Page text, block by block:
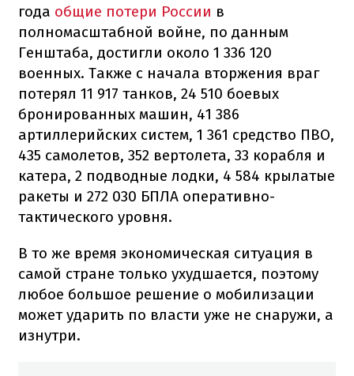
года общие потери России в
полномасштабной войне, по данным
Генштаба, достигли около 1 336 120
военных. Также с начала вторжения враг
потерял 11 917 танков, 24 510 боевых
бронированных машин, 41 386
артиллерийских систем, 1 361 средство ПВО,
435 самолетов, 352 вертолета, 33 корабля и
катера, 2 подводные лодки, 4 584 крылатые
ракеты и 272 030 БПЛА оперативно-
тактического уровня.
В то же время экономическая ситуация в
самой стране только ухудшается, поэтому
любое большое решение о мобилизации
может ударить по власти уже не снаружи, а
изнутри.